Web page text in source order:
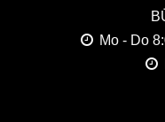
Mo - Do